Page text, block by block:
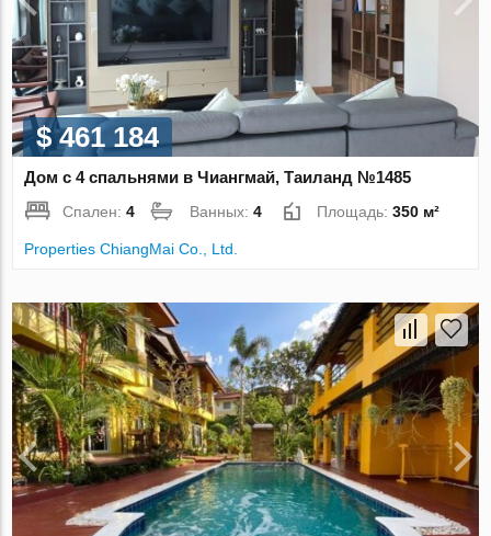
$ 461 184
Дом с 4 спальнями в Чиангмай, Таиланд №1485
Спален:4 Ванных:4 Площадь:350 м²
Properties ChiangMai Co., Ltd.